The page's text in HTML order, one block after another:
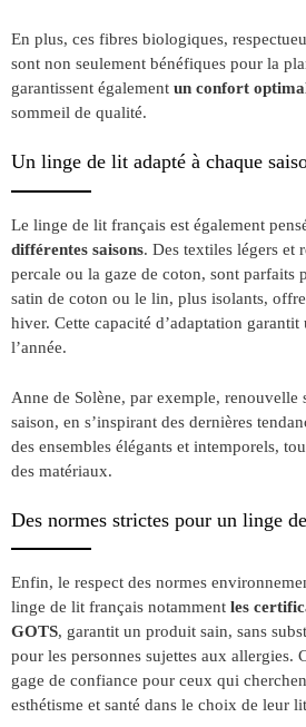
En plus, ces fibres biologiques,
sont non seulement bénéfiques pour la
garantissent également un confort
sommeil de qualité.
Un linge de lit adapté à chaque
Le linge de lit français est également
différentes saisons. Des textiles légers et
percale ou la gaze de coton, sont parfaits
satin de coton ou le lin, plus isolants,
hiver. Cette capacité d’adaptation
l’année.
Anne de Solène, par exemple, renouvelle
saison, en s’inspirant des dernières
des ensembles élégants et intemporels,
des matériaux.
Des normes strictes pour un linge
Enfin, le respect des normes
linge de lit français notamment les
GOTS, garantit un produit sain, sans
pour les personnes sujettes aux allergies.
gage de confiance pour ceux qui
esthétisme et santé dans le choix de leur